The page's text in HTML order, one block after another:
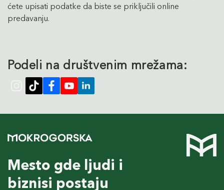
ćete upisati podatke da biste se priključili online
predavanju.
Podeli na društvenim mrežama:
Mesto gde ljudi i
biznisi postaju